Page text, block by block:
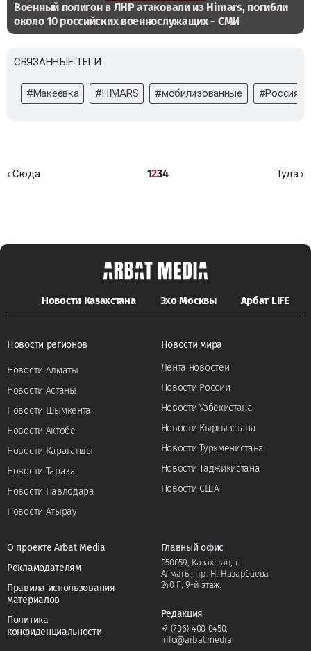
Военный полигон в ЛНР атаковали из Himars, погибли
около 10 российских военнослужащих - СМИ
СВЯЗАННЫЕ ТЕГИ
#Макеевка #HIMARS #мобилизованные #Россия
‹ Сюда 1234 Туда ›
Новости Казахстана Эхо Москвы Арбат LIFE
Новости регионов
Новости Алматы
Новости Астаны
Новости Шымкента
Новости Актобе
Новости Караганды
Новости Тараза
Новости Павлодара
Новости Атырау
Новости мира
Лента новостей
Новости России
Новости Узбекистана
Новости Кыргызстана
Новости Туркменистана
Новости Таджикистана
Новости США
О проекте Arbat Media
Рекламодателям
Правила использования
материалов
Политика
конфиденциальности
Главный офис
050059, Казахстан, г.
Алматы, пр. Н. Назарбаева
240 Г, 9-й этаж.
Редакция
+7 (706) 400 0450,
info@arbat.media